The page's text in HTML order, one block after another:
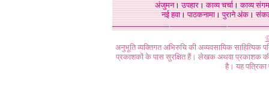
अंजुमन।उपहार।काव्य चर्चा।काव्य संगम
नई हवा। पाठकनामा। पुराने अंक।
अनुभूति व्यक्तिगत अभिरुचि की अव्यवसायिक
प्रकाशकों के पास सुरक्षित हैं। लेखक अथवा प्रकाशक की
है। यह पत्रिका